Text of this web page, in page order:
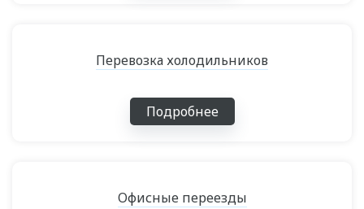
Перевозка холодильников
Подробнее
Офисные переезды